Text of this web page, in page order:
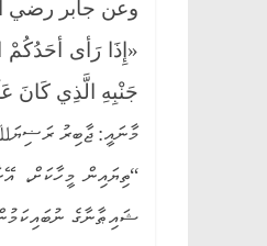
وعن جابر رضي
«إِذَا رَأى أحَدُكُمْ
جَنْبِهِ الَّذِي كَانَ
މާނައީ: ޖާބިރު
“ތިޔައިން މީހާކަށް،